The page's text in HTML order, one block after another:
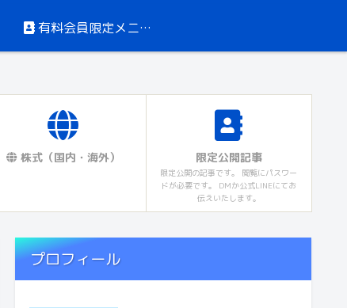
有料会員限定メニュー
株式（国内・海外） 限定公開記事
限定公開の記事です。 閲覧にパスワー
ドが必要です。 DMか公式LINEにてお
伝えいたします。
プロフィール